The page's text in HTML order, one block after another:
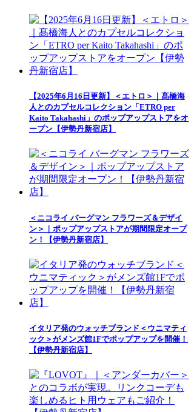
【2025年6月16日更新】＜エトロ＞｜髙橋海
人とのカプセルコレクション「ETRO per
Kaito Takahashi」のポップアップストアをオ
ープン【伊勢丹新宿店】
＜ニコライ バーグマン フラワーズ＆デザイ
ン＞｜ポップアップストアが期間限定オープ
ン！【伊勢丹新宿店】
イタリア発のウォッチブランド＜ウニマティ
ック＞がメンズ館1Fでポップアップを開催！
【伊勢丹新宿店】